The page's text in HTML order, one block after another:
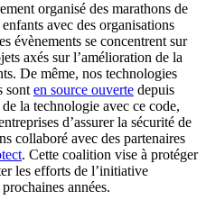
organisé des marathons de
avec des organisations
évènements se concentrent sur
axés sur l’amélioration de la
De même, nos technologies
sont en source ouverte depuis
la technologie avec ce code,
d’assurer la sécurité de
collaboré avec des partenaires
. Cette coalition vise à protéger
les efforts de l’initiative
années.